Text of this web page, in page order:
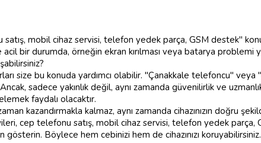
mobil cihaz servisi, telefon yedek parça, GSM destek"
bir durumda, örneğin ekran kırılması veya batarya problemi
size bu konuda yardımcı olabilir. "Çanakkale telefoncu"
sadece yakınlık değil, aynı zamanda güvenilirlik ve
faydalı olacaktır.
kazandırmakla kalmaz, aynı zamanda cihazınızın doğru
cep telefonu satış, mobil cihaz servisi, telefon yedek
Böylece hem cebinizi hem de cihazınızı koruyabilirsiniz.